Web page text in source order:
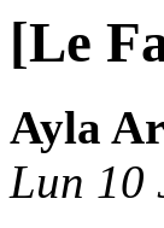
[Le
Ayla
Lun 10